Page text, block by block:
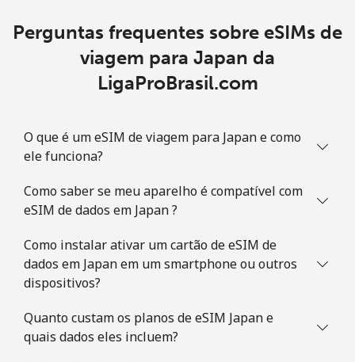
Perguntas frequentes sobre eSIMs de
viagem para Japan da
LigaProBrasil.com
O que é um eSIM de viagem para Japan e como
ele funciona?
Como saber se meu aparelho é compatível com
eSIM de dados em Japan ?
Como instalar ativar um cartão de eSIM de
dados em Japan em um smartphone ou outros
dispositivos?
Quanto custam os planos de eSIM Japan e
quais dados eles incluem?